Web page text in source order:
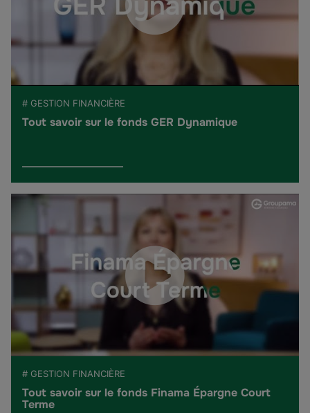
# GESTION FINANCIÈRE
Tout savoir sur le fonds GER Dynamique
# GESTION FINANCIÈRE
Tout savoir sur le fonds Finama Épargne Court
Terme